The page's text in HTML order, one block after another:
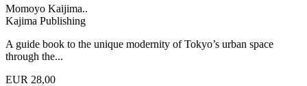
Momoyo Kaijima..
Kajima Publishing
A guide book to the unique modernity of Tokyo’s urban space
through the...
EUR 28,00